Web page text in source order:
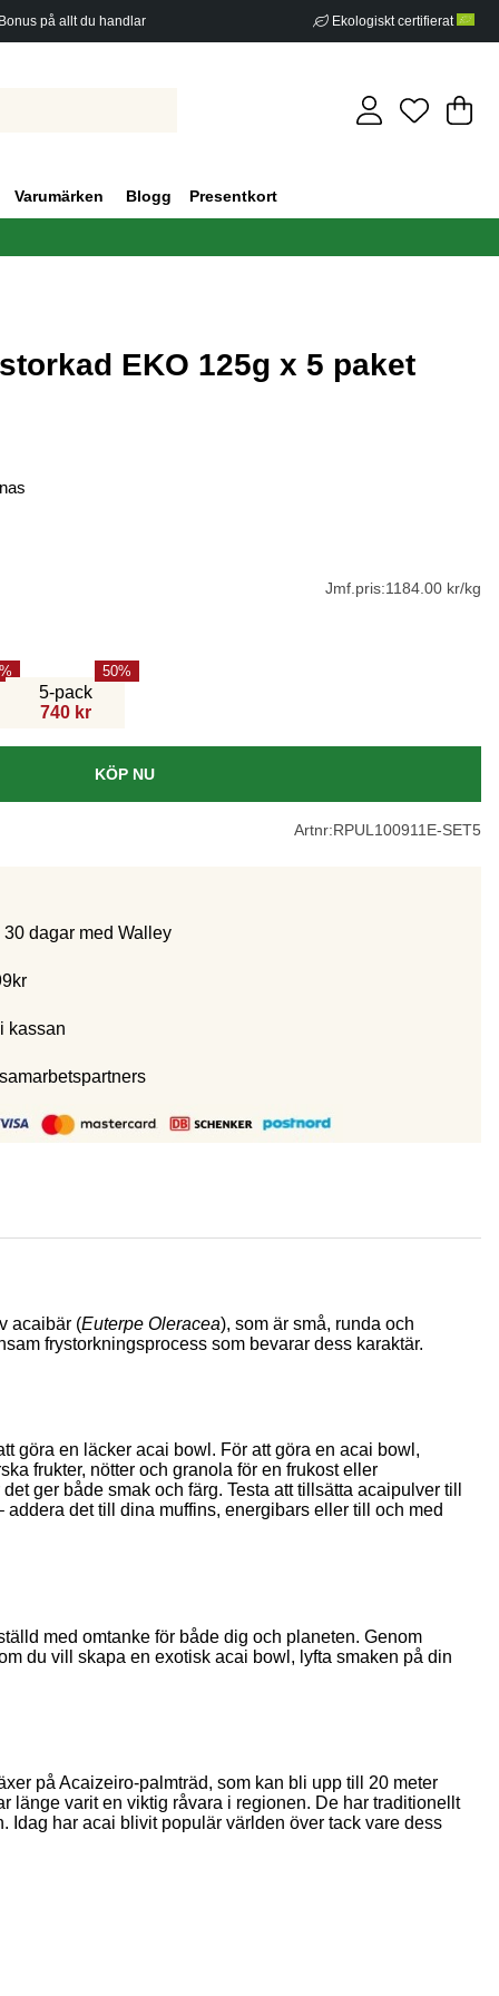
på allt du handlar Ekologiskt certifierat
.
Varumärken Blogg Presentkort
EKO 125g x 5 paket
Jmf.pris:1184.00 kr/kg
5-pack
740 kr
50
KÖP NU
Artnr:RPUL100911E-SET5
dagar med Walley
kassan
acaibär (Euterpe Oleracea), som är små, runda och
frystorkningsprocess som bevarar dess karaktär.
göra en läcker acai bowl. För att göra en acai bowl,
frukter, nötter och granola för en frukost eller
ger både smak och färg. Testa att tillsätta acaipulver till
det till dina muffins, energibars eller till och med
med omtanke för både dig och planeten. Genom
du vill skapa en exotisk acai bowl, lyfta smaken på din
på Acaizeiro-palmträd, som kan bli upp till 20 meter
länge varit en viktig råvara i regionen. De har traditionellt
Idag har acai blivit populär världen över tack vare dess